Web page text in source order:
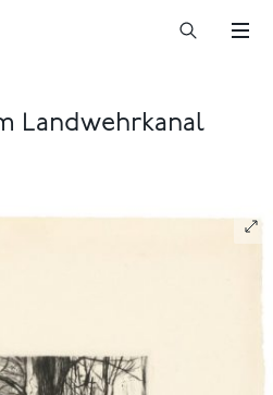
Landwehrkanal